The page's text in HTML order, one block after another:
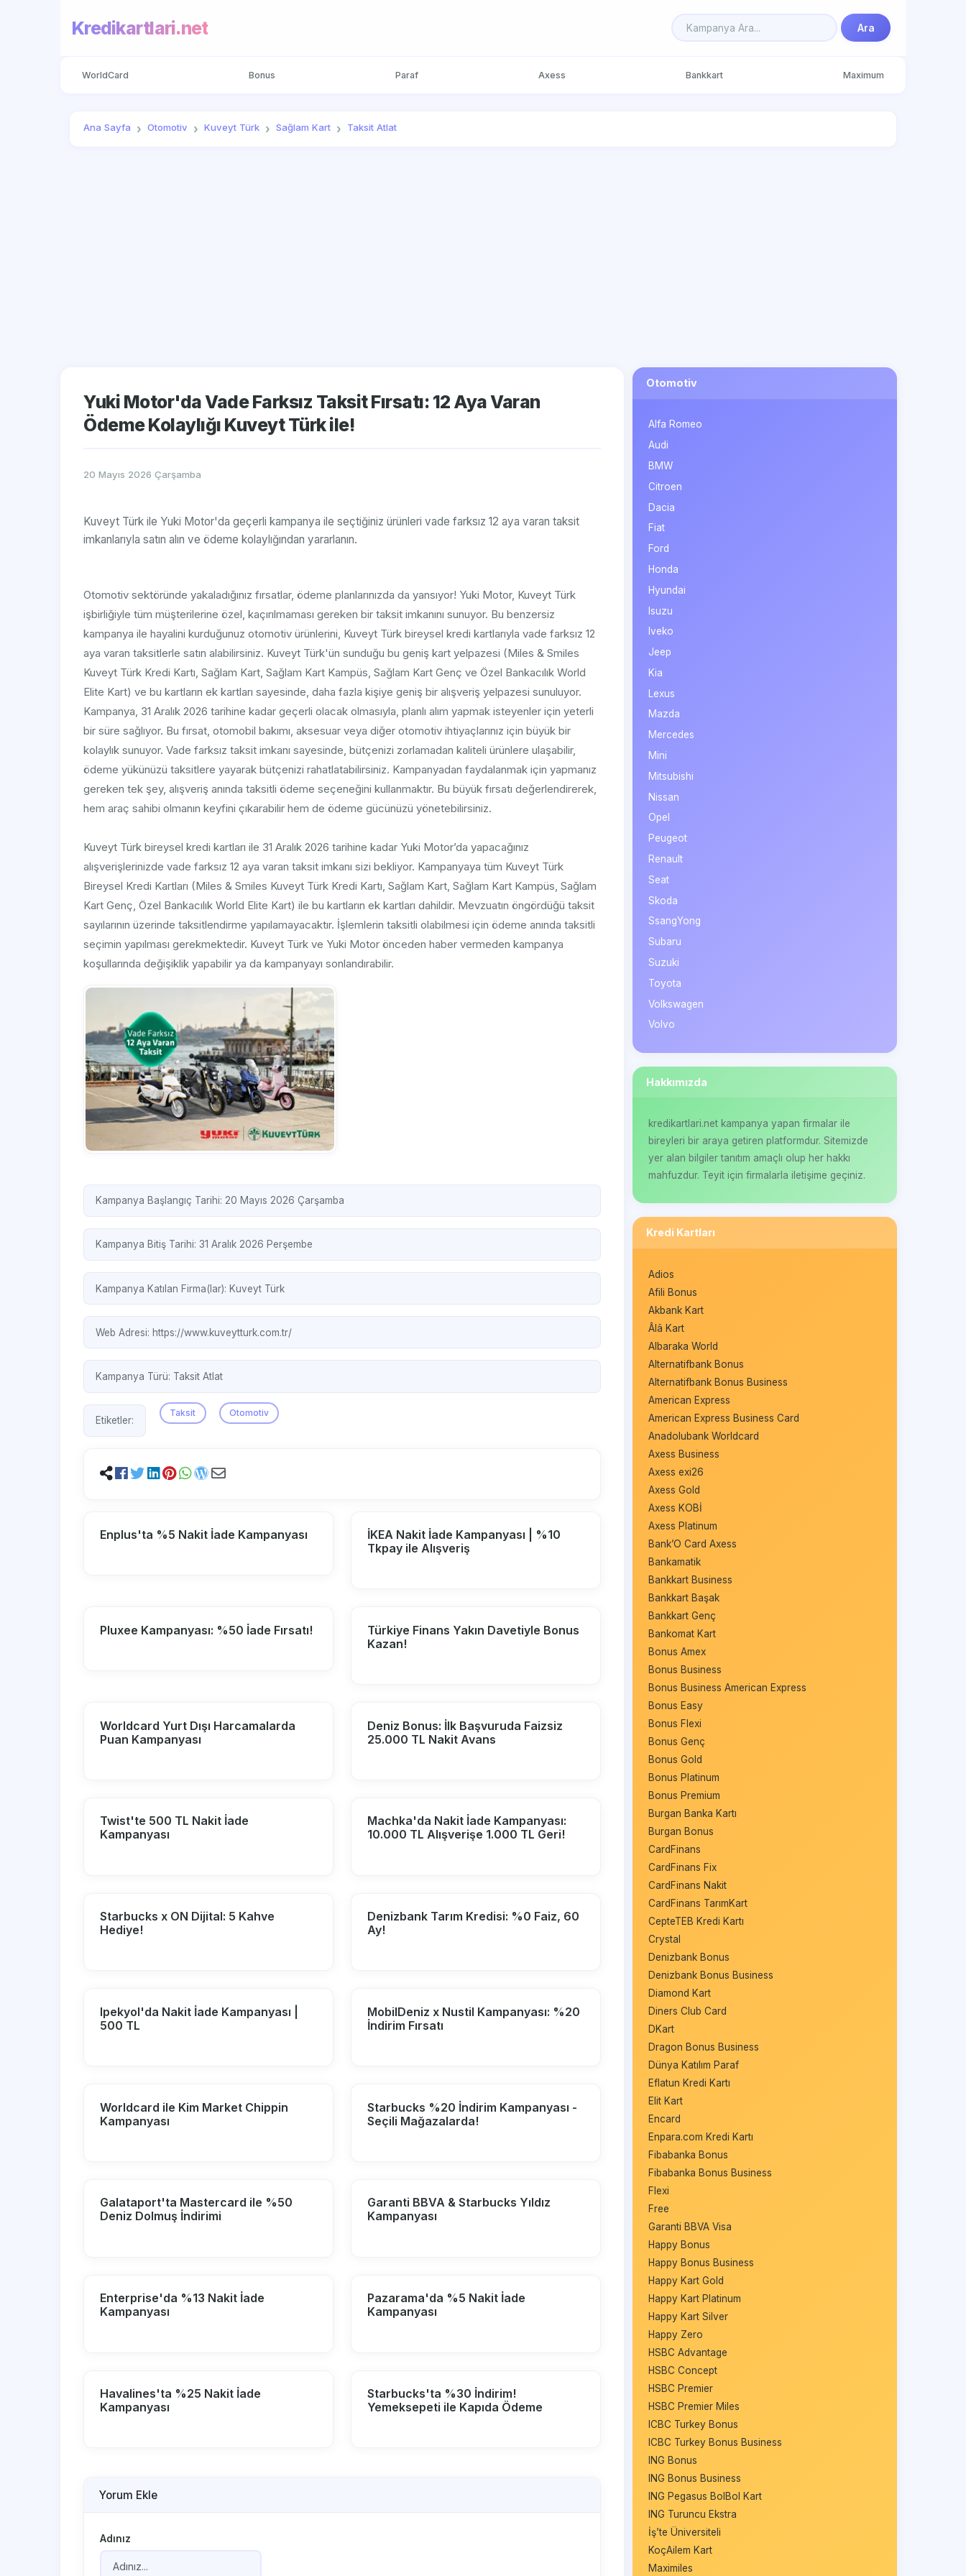
Kredikartlari.net Ara
WorldCard Bonus Paraf Axess Bankkart Maximum
Ana Sayfa Otomotiv Kuveyt Türk Sağlam Kart Taksit Atlat
Yuki Motor'da Vade Farksız Taksit Fırsatı: 12 Aya Varan
Ödeme Kolaylığı Kuveyt Türk ile!
20 Mayıs 2026 Çarşamba
Kuveyt Türk ile Yuki Motor'da geçerli kampanya ile seçtiğiniz ürünleri vade farksız 12 aya varan taksit
imkanlarıyla satın alın ve ödeme kolaylığından yararlanın.
Otomotiv sektöründe yakaladığınız fırsatlar, ödeme planlarınızda da yansıyor! Yuki Motor, Kuveyt Türk
işbirliğiyle tüm müşterilerine özel, kaçırılmaması gereken bir taksit imkanını sunuyor. Bu benzersiz
kampanya ile hayalini kurduğunuz otomotiv ürünlerini, Kuveyt Türk bireysel kredi kartlarıyla vade farksız 12
aya varan taksitlerle satın alabilirsiniz. Kuveyt Türk'ün sunduğu bu geniş kart yelpazesi (Miles & Smiles
Kuveyt Türk Kredi Kartı, Sağlam Kart, Sağlam Kart Kampüs, Sağlam Kart Genç ve Özel Bankacılık World
Elite Kart) ve bu kartların ek kartları sayesinde, daha fazla kişiye geniş bir alışveriş yelpazesi sunuluyor.
Kampanya, 31 Aralık 2026 tarihine kadar geçerli olacak olmasıyla, planlı alım yapmak isteyenler için yeterli
bir süre sağlıyor. Bu fırsat, otomobil bakımı, aksesuar veya diğer otomotiv ihtiyaçlarınız için büyük bir
kolaylık sunuyor. Vade farksız taksit imkanı sayesinde, bütçenizi zorlamadan kaliteli ürünlere ulaşabilir,
ödeme yükünüzü taksitlere yayarak bütçenizi rahatlatabilirsiniz. Kampanyadan faydalanmak için yapmanız
gereken tek şey, alışveriş anında taksitli ödeme seçeneğini kullanmaktır. Bu büyük fırsatı değerlendirerek,
hem araç sahibi olmanın keyfini çıkarabilir hem de ödeme gücünüzü yönetebilirsiniz.
Kuveyt Türk bireysel kredi kartları ile 31 Aralık 2026 tarihine kadar Yuki Motor’da yapacağınız
alışverişlerinizde vade farksız 12 aya varan taksit imkanı sizi bekliyor. Kampanyaya tüm Kuveyt Türk
Bireysel Kredi Kartları (Miles & Smiles Kuveyt Türk Kredi Kartı, Sağlam Kart, Sağlam Kart Kampüs, Sağlam
Kart Genç, Özel Bankacılık World Elite Kart) ile bu kartların ek kartları dahildir. Mevzuatın öngördüğü taksit
sayılarının üzerinde taksitlendirme yapılamayacaktır. İşlemlerin taksitli olabilmesi için ödeme anında taksitli
seçimin yapılması gerekmektedir. Kuveyt Türk ve Yuki Motor önceden haber vermeden kampanya
koşullarında değişiklik yapabilir ya da kampanyayı sonlandırabilir.
Kampanya Başlangıç Tarihi: 20 Mayıs 2026 Çarşamba
Kampanya Bitiş Tarihi: 31 Aralık 2026 Perşembe
Kampanya Katılan Firma(lar): Kuveyt Türk
Web Adresi: https://www.kuveytturk.com.tr/
Kampanya Türü: Taksit Atlat
Etiketler:
Taksit Otomotiv
Enplus'ta %5 Nakit İade Kampanyası
İKEA Nakit İade Kampanyası | %10
Tkpay ile Alışveriş
Pluxee Kampanyası: %50 İade Fırsatı!
Türkiye Finans Yakın Davetiyle Bonus
Kazan!
Worldcard Yurt Dışı Harcamalarda
Puan Kampanyası
Deniz Bonus: İlk Başvuruda Faizsiz
25.000 TL Nakit Avans
Twist'te 500 TL Nakit İade
Kampanyası
Machka'da Nakit İade Kampanyası:
10.000 TL Alışverişe 1.000 TL Geri!
Starbucks x ON Dijital: 5 Kahve
Hediye!
Denizbank Tarım Kredisi: %0 Faiz, 60
Ay!
Ipekyol'da Nakit İade Kampanyası |
500 TL
MobilDeniz x Nustil Kampanyası: %20
İndirim Fırsatı
Worldcard ile Kim Market Chippin
Kampanyası
Starbucks %20 İndirim Kampanyası -
Seçili Mağazalarda!
Galataport'ta Mastercard ile %50
Deniz Dolmuş İndirimi
Garanti BBVA & Starbucks Yıldız
Kampanyası
Enterprise'da %13 Nakit İade
Kampanyası
Pazarama'da %5 Nakit İade
Kampanyası
Havalines'ta %25 Nakit İade
Kampanyası
Starbucks'ta %30 İndirim!
Yemeksepeti ile Kapıda Ödeme
Yorum Ekle
Adınız
Otomotiv
Alfa Romeo
Audi
BMW
Citroen
Dacia
Fiat
Ford
Honda
Hyundai
Isuzu
Iveko
Jeep
Kia
Lexus
Mazda
Mercedes
Mini
Mitsubishi
Nissan
Opel
Peugeot
Renault
Seat
Skoda
SsangYong
Subaru
Suzuki
Toyota
Volkswagen
Volvo
Hakkımızda
kredikartlari.net kampanya yapan firmalar ile
bireyleri bir araya getiren platformdur. Sitemizde
yer alan bilgiler tanıtım amaçlı olup her hakkı
mahfuzdur. Teyit için firmalarla iletişime geçiniz.
Kredi Kartları
Adios
Afili Bonus
Akbank Kart
Âlâ Kart
Albaraka World
Alternatifbank Bonus
Alternatifbank Bonus Business
American Express
American Express Business Card
Anadolubank Worldcard
Axess Business
Axess exi26
Axess Gold
Axess KOBİ
Axess Platinum
Bank’O Card Axess
Bankamatik
Bankkart Business
Bankkart Başak
Bankkart Genç
Bankomat Kart
Bonus Amex
Bonus Business
Bonus Business American Express
Bonus Easy
Bonus Flexi
Bonus Genç
Bonus Gold
Bonus Platinum
Bonus Premium
Burgan Banka Kartı
Burgan Bonus
CardFinans
CardFinans Fix
CardFinans Nakit
CardFinans TarımKart
CepteTEB Kredi Kartı
Crystal
Denizbank Bonus
Denizbank Bonus Business
Diamond Kart
Diners Club Card
DKart
Dragon Bonus Business
Dünya Katılım Paraf
Eflatun Kredi Kartı
Elit Kart
Encard
Enpara.com Kredi Kartı
Fibabanka Bonus
Fibabanka Bonus Business
Flexi
Free
Garanti BBVA Visa
Happy Bonus
Happy Bonus Business
Happy Kart Gold
Happy Kart Platinum
Happy Kart Silver
Happy Zero
HSBC Advantage
HSBC Concept
HSBC Premier
HSBC Premier Miles
ICBC Turkey Bonus
ICBC Turkey Bonus Business
ING Bonus
ING Bonus Business
ING Pegasus BolBol Kart
ING Turuncu Ekstra
İş’te Üniversiteli
KoçAilem Kart
Maximiles